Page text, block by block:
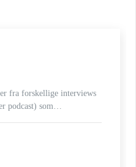
fra forskellige interviews
podcast) som…